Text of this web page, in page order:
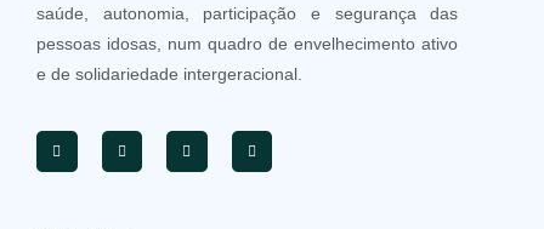
saúde, autonomia, participação e segurança das
pessoas idosas, num quadro de envelhecimento ativo
e de solidariedade intergeracional.